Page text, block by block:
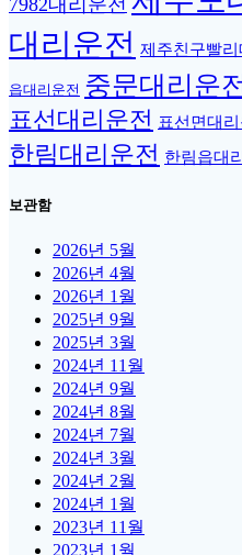
7982대리운전
대리운전 제주친구빨리
읍대리운전 중문대리운
표선대리운전 표선면대리
한림대리운전 한림읍대
보관함
2026년 5월
2026년 4월
2026년 1월
2025년 9월
2025년 3월
2024년 11월
2024년 9월
2024년 8월
2024년 7월
2024년 3월
2024년 2월
2024년 1월
2023년 11월
2023년 1월